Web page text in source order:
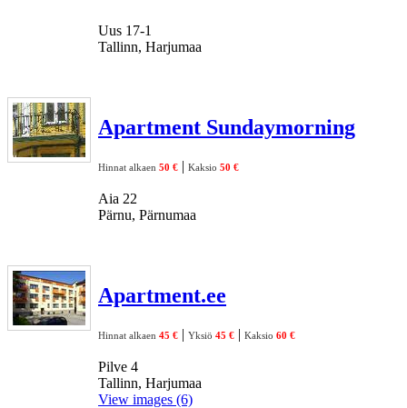
Uus 17-1
Tallinn, Harjumaa
Apartment Sundaymorning
Hinnat alkaen 50 € | Kaksio 50 €
Aia 22
Pärnu, Pärnumaa
Apartment.ee
Hinnat alkaen 45 € | Yksiö 45 € | Kaksio 60 €
Pilve 4
Tallinn, Harjumaa
View images (6)